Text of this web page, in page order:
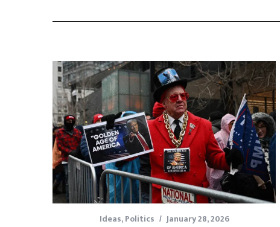
Ideas,Politics January 28, 2026